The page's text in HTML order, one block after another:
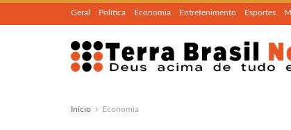
Geral Política Economia Entretenimento Esportes
Início Economia